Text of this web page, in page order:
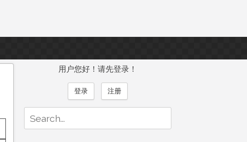
用户您好！请先登录！
登录 注册
for: